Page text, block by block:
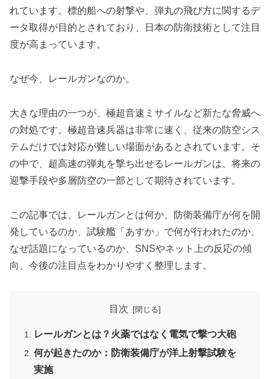
れています。標的船への射撃や、弾丸の飛び方に関するデ
ータ取得が目的とされており、日本の防衛技術として注目
度が高まっています。
なぜ今、レールガンなのか。
大きな理由の一つが、極超音速ミサイルなど新たな脅威へ
の対処です。極超音速兵器は非常に速く、従来の防空シス
テムだけでは対応が難しい場面があるとされています。そ
の中で、超高速の弾丸を撃ち出せるレールガンは、将来の
迎撃手段や多層防空の一部として期待されています。
この記事では、レールガンとは何か、防衛装備庁が何を開
発しているのか、試験艦「あすか」で何が行われたのか、
なぜ話題になっているのか、SNSやネット上の反応の傾
向、今後の注目点をわかりやすく整理します。
目次
レールガンとは？火薬ではなく電気で撃つ大砲
何が起きたのか：防衛装備庁が洋上射撃試験を
実施